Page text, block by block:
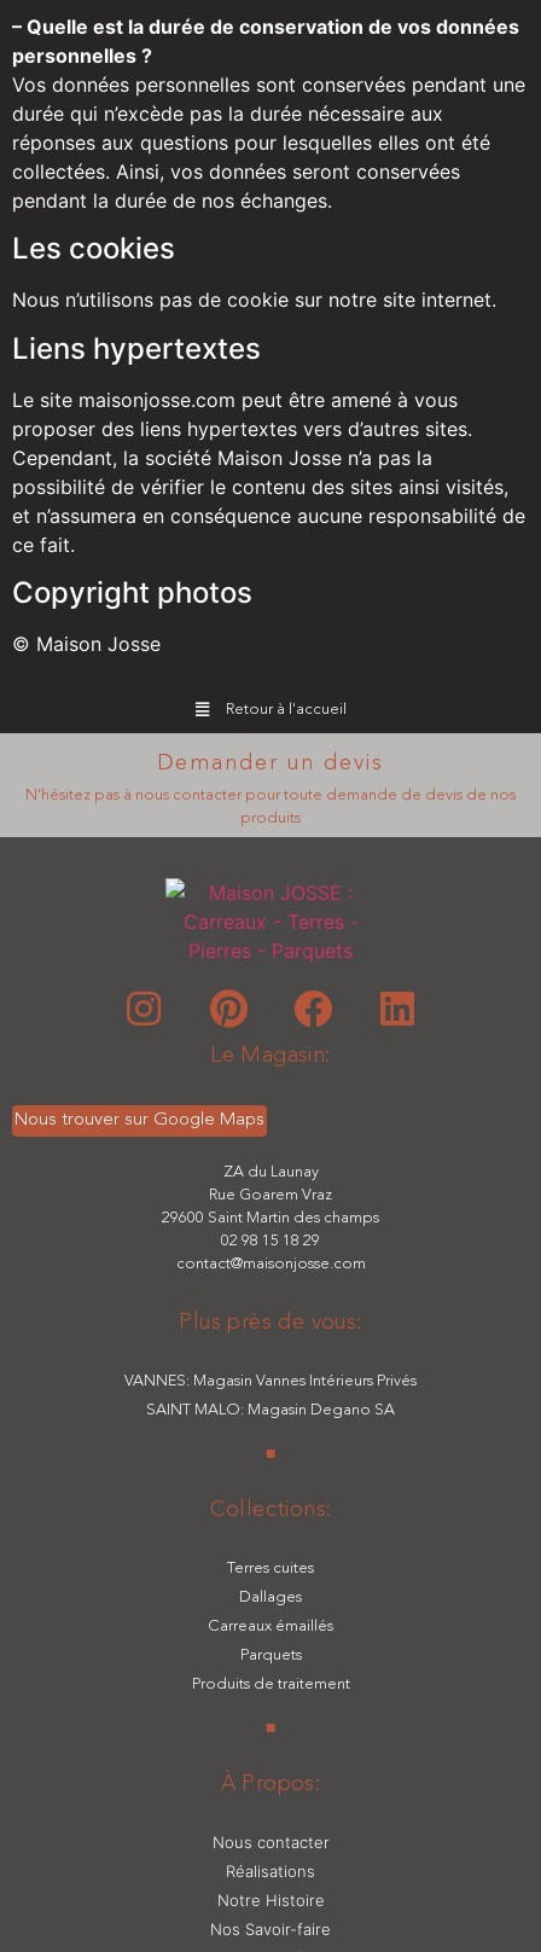
– Quelle est la durée de conservation de vos données
personnelles ?
Vos données personnelles sont conservées pendant une
durée qui n’excède pas la durée nécessaire aux
réponses aux questions pour lesquelles elles ont été
collectées. Ainsi, vos données seront conservées
pendant la durée de nos échanges.
Les cookies
Nous n’utilisons pas de cookie sur notre site internet.
Liens hypertextes
Le site maisonjosse.com peut être amené à vous
proposer des liens hypertextes vers d’autres sites.
Cependant, la société Maison Josse n’a pas la
possibilité de vérifier le contenu des sites ainsi visités,
et n’assumera en conséquence aucune responsabilité de
ce fait.
Copyright photos
© Maison Josse
Retour à l'accueil
Demander un devis
N’hésitez pas à nous contacter pour toute demande de devis de nos
produits
Le Magasin:
Nous trouver sur Google Maps
ZA du Launay
Rue Goarem Vraz
29600 Saint Martin des champs
02 98 15 18 29
contact@maisonjosse.com
Plus près de vous:
VANNES: Magasin Vannes Intérieurs Privés
SAINT MALO: Magasin Degano SA
■
Collections:
Terres cuites
Dallages
Carreaux émaillés
Parquets
Produits de traitement
■
À Propos:
Nous contacter
Réalisations
Notre Histoire
Nos Savoir-faire